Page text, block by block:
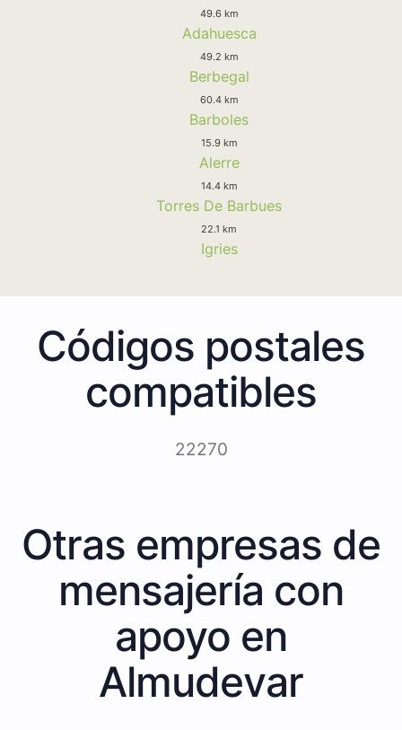
49.6 km
Adahuesca
49.2 km
Berbegal
60.4 km
Barboles
15.9 km
Alerre
14.4 km
Torres De Barbues
22.1 km
Igries
Códigos postales
compatibles
22270
Otras empresas de
mensajería con
apoyo en
Almudevar